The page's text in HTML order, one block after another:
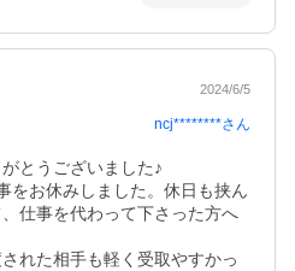
2024/6/5
ncj********さん
とうございました♪
をお休みしました。休日も挟ん
仕事を代わって下さった方へ
れた相手も軽く受取やすかっ